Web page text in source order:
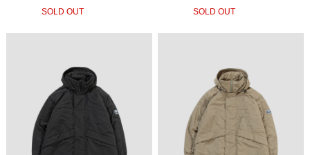
SOLD OUT SOLD OUT